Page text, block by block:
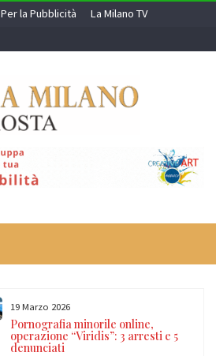
Per la Pubblicità La Milano TV
19 Marzo 2026
Pornografia minorile online,
operazione “Viridis”: 3 arresti e 5
denunciati